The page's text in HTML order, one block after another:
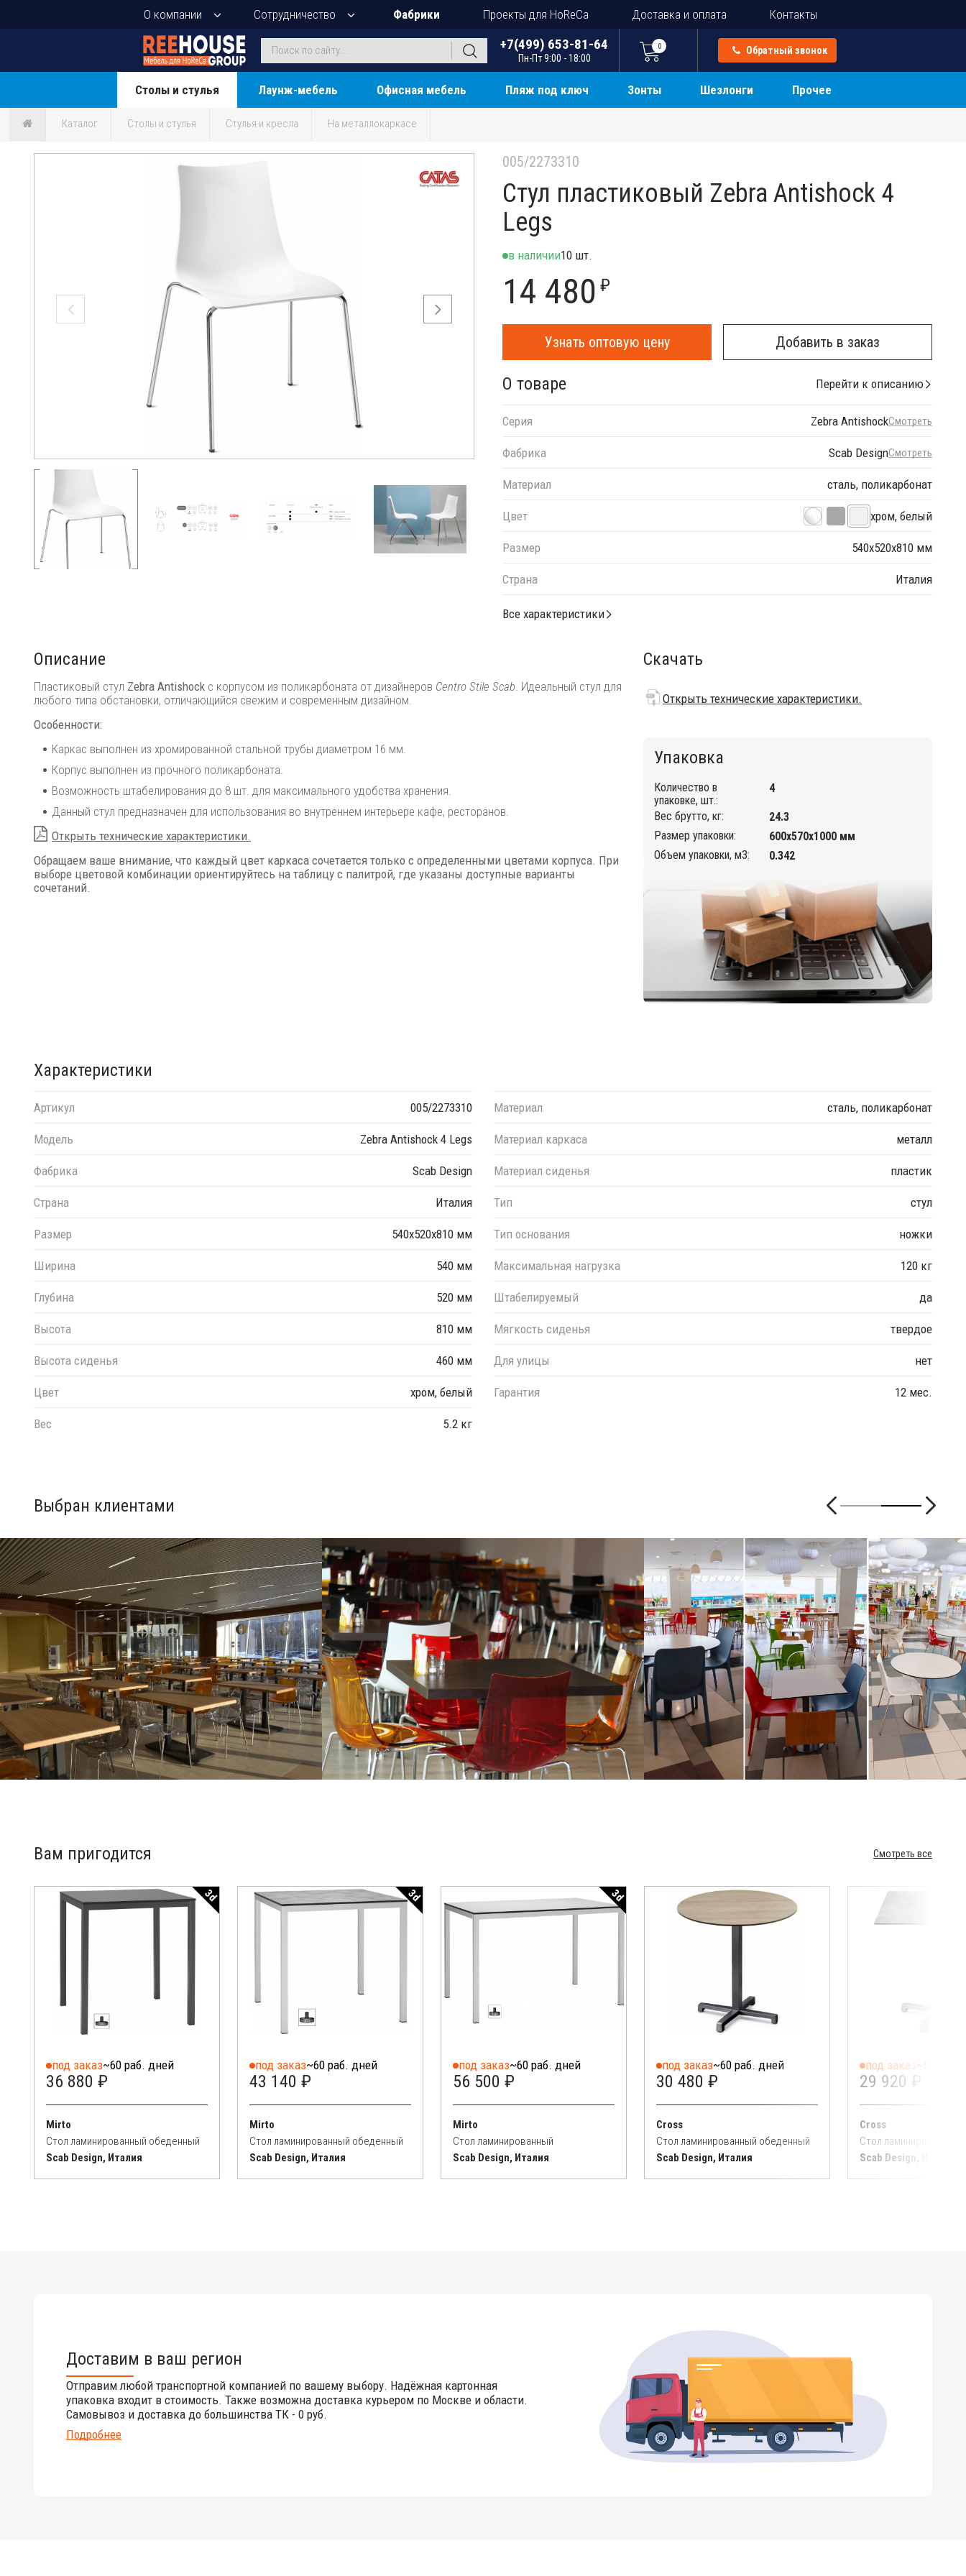
О компании Сотрудничество Фабрики Проекты для HoReCa Доставка и оплата Контакты
+7(499) 653-81-64
Пн-Пт 9:00 - 18:00
0 Обратный звонок
Столы и стулья Лаунж-мебель Офисная мебель Пляж под ключ Зонты Шезлонги Прочее
Каталог Столы и стулья Стулья и кресла На металлокаркасе
005/2273310
Стул пластиковый Zebra Antishock 4
Legs
в наличии10 шт.
14 480 ₽
Узнать оптовую цену Добавить в заказ
О товаре Перейти к описанию
Серия Zebra AntishockСмотреть
Фабрика Scab DesignСмотреть
Материал сталь, поликарбонат
Цвет хром, белый
Размер 540х520х810 мм
Страна Италия
Все характеристики
Описание
Пластиковый стул Zebra Antishock с корпусом из поликарбоната от дизайнеров Centro Stile Scab. Идеальный стул для
любого типа обстановки, отличающийся свежим и современным дизайном.
Особенности:
Каркас выполнен из хромированной стальной трубы диаметром 16 мм.
Корпус выполнен из прочного поликарбоната.
Возможность штабелирования до 8 шт. для максимального удобства хранения.
Данный стул предназначен для использования во внутреннем интерьере кафе, ресторанов.
Открыть технические характеристики.
Обращаем ваше внимание, что каждый цвет каркаса сочетается только с определенными цветами корпуса. При
выборе цветовой комбинации ориентируйтесь на таблицу с палитрой, где указаны доступные варианты
сочетаний.
Скачать
Открыть технические характеристики.
Упаковка
Количество в
упаковке, шт.:
4
Вес брутто, кг:
24.3
Размер упаковки:
600х570х1000 мм
Объем упаковки, м3:
0.342
Характеристики
Артикул 005/2273310
Модель Zebra Antishock 4 Legs
Фабрика Scab Design
Страна Италия
Размер 540х520х810 мм
Ширина 540 мм
Глубина 520 мм
Высота 810 мм
Высота сиденья 460 мм
Цвет хром, белый
Вес 5.2 кг
Материал сталь, поликарбонат
Материал каркаса металл
Материал сиденья пластик
Тип стул
Тип основания ножки
Максимальная нагрузка 120 кг
Штабелируемый да
Мягкость сиденья твердое
Для улицы нет
Гарантия 12 мес.
Выбран клиентами
Вам пригодится Смотреть все
3d
под заказ~60 раб. дней
36 880 ₽
Mirto
Стол ламинированный обеденный
Scab Design, Италия
3d
под заказ~60 раб. дней
43 140 ₽
Mirto
Стол ламинированный обеденный
Scab Design, Италия
3d
под заказ~60 раб. дней
56 500 ₽
Mirto
Стол ламинированный
Scab Design, Италия
под заказ~60 раб. дней
30 480 ₽
Cross
Стол ламинированный обеденный
Scab Design, Италия
под заказ
29 920 ₽
Cross
Стол ламинированный
Scab Design, Италия
Доставим в ваш регион
Отправим любой транспортной компанией по вашему выбору. Надёжная картонная
упаковка входит в стоимость. Также возможна доставка курьером по Москве и области.
Самовывоз и доставка до большинства ТК - 0 руб.
Подробнее